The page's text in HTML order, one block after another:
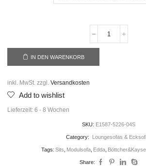
IN DEN WARENKORB
inkl. MwSt. zzgl. Versandkosten
Add to wishlist
Lieferzeit: 6 - 8 Wochen
SKU: E1587-5226-04S
Category: Loungesofas &
Tags: Sits, Modulsofa, Edda,
Share: